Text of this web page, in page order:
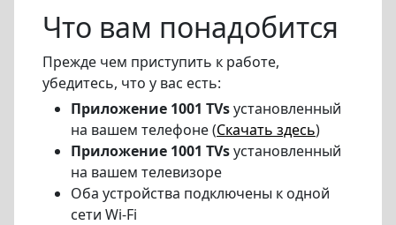
Что вам понадобится
Прежде чем приступить к работе,
убедитесь, что у вас есть:
Приложение 1001 TVsустановленный
на вашем телефоне (Скачать здесь)
Приложение 1001 TVsустановленный
на вашем телевизоре
Оба устройства подключены к одной
сети Wi-Fi